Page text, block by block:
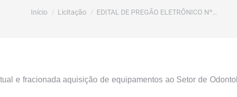
Você está aqui:
Início Licitação EDITAL DE PREGÃO ELETRÔNICO Nº…
e fracionada aquisição de equipamentos ao Setor de